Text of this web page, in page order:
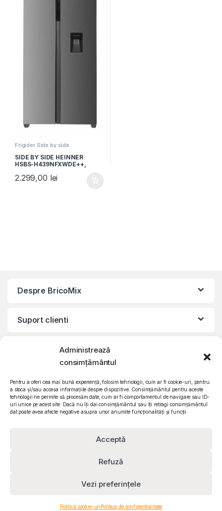
Administrează
consimțământul
Pentru a oferi cea mai bună experiență, folosim tehnologii, cum ar fi cookie-uri, pentru
a stoca și/sau accesa informațiile despre dispozitive. Consimțământul pentru aceste
tehnologii ne permite să procesăm date, cum ar fi comportamentul de navigare sau ID-
uri unice pe acest site. Dacă nu îți dai consimțământul sau îți retragi consimțământul
dat poate avea afecte negative asupra unor anumite funcționalități și funcții.
Acceptă
Refuză
Vezi preferințele
Politică cookie-uriPolitica de confidentialitate
Frigider Side by side
SIDE BY SIDE HEINNER
HSBS-H439NFXWDE++,
Display, Dozator de apa, H
2.299,00 lei
Despre BricoMix
Suport clienti
Informatii legale
CIF: RO15571358 | Reg. com: J26/839/2003